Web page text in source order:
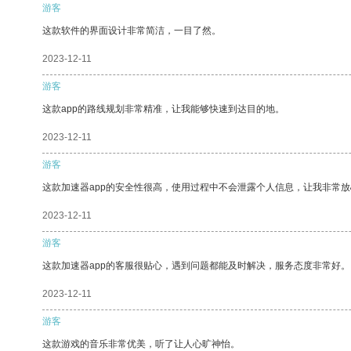
游客
这款软件的界面设计非常简洁，一目了然。
2023-12-11
游客
这款app的路线规划非常精准，让我能够快速到达目的地。
2023-12-11
游客
这款加速器app的安全性很高，使用过程中不会泄露个人信息，让我非常
2023-12-11
游客
这款加速器app的客服很贴心，遇到问题都能及时解决，服务态度非常好。
2023-12-11
游客
这款游戏的音乐非常优美，听了让人心旷神怡。